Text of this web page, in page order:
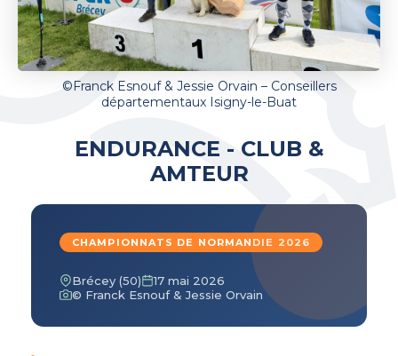
©Franck Esnouf & Jessie Orvain – Conseillers
départementaux Isigny-le-Buat
ENDURANCE - CLUB &
AMTEUR
CHAMPIONNATS DE NORMANDIE 2026
Brécey (50)
17 mai 2026
© Franck Esnouf & Jessie Orvain